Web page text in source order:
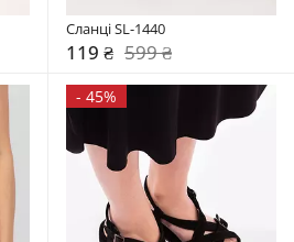
Сланці SL-1440
119 ₴ 599 ₴
- 45%